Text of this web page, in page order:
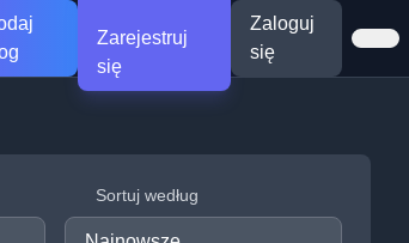
Zarejestruj
się
Zaloguj
się
Sortuj według